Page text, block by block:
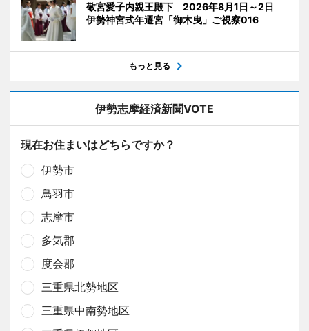
敬宮愛子内親王殿下 2026年8月1日～2日
伊勢神宮式年遷宮「御木曳」ご視察016
もっと見る
伊勢志摩経済新聞VOTE
現在お住まいはどちらですか？
伊勢市
鳥羽市
志摩市
多気郡
度会郡
三重県北勢地区
三重県中南勢地区